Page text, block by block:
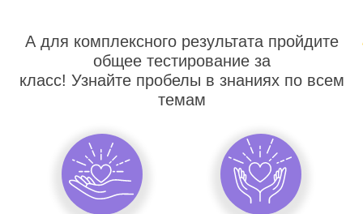
А для комплексного результата пройдите
общее тестирование за
класс! Узнайте пробелы в знаниях по всем
темам